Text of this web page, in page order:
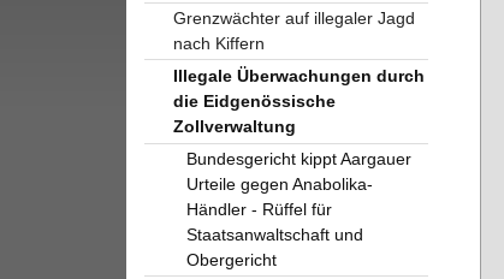
Grenzwächter auf illegaler Jagd
nach Kiffern
Illegale Überwachungen durch
die Eidgenössische
Zollverwaltung
Bundesgericht kippt Aargauer
Urteile gegen Anabolika-
Händler - Rüffel für
Staatsanwaltschaft und
Obergericht